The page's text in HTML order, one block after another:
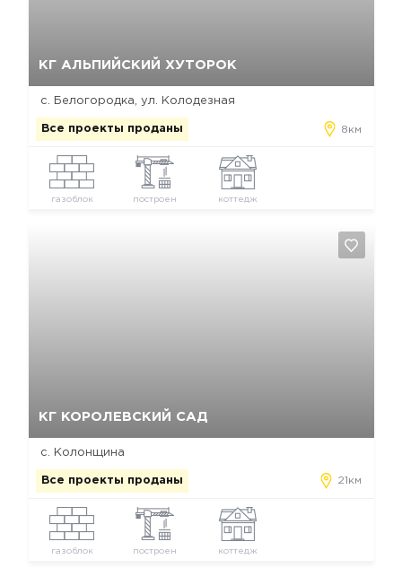
КГ АЛЬПИЙСКИЙ ХУТОРОК
с. Белогородка, ул. Колодезная
Все проекты проданы 8км
газоблок построен коттедж
КГ КОРОЛЕВСКИЙ САД
с. Колонщина
Все проекты проданы 21км
газоблок построен коттедж